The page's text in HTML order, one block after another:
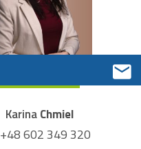
KarinaChmiel
+48 602 349 320